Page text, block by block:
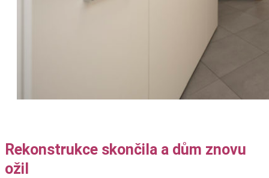
Rekonstrukce skončila a dům znovu
ožil